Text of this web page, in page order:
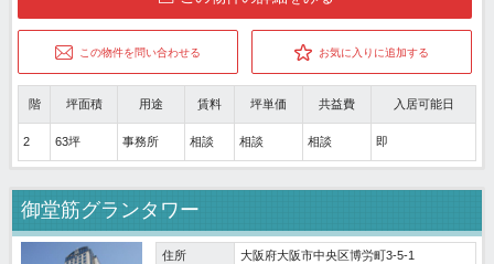
この物件を問い合わせる お気に入りに追加する
階 坪面積 用途 賃料 坪単価 共益費 入居可能日
2 63坪 事務所 相談 相談 相談 即
御堂筋グランタワー
住所
大阪府大阪市中央区博労町3-5-1